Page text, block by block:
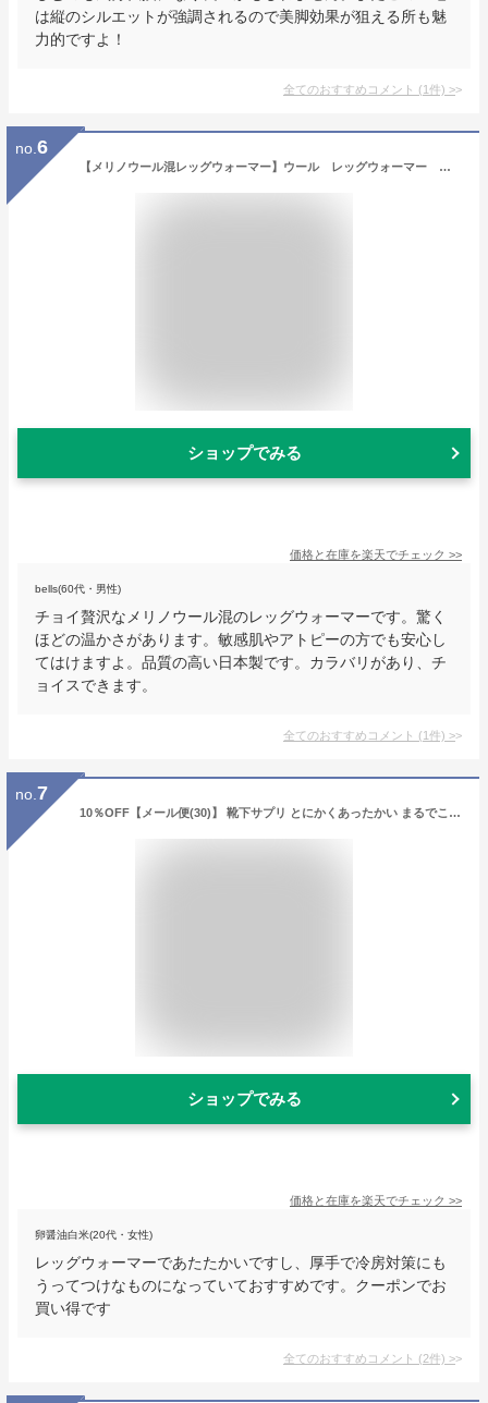
は縦のシルエットが強調されるので美脚効果が狙える所も魅
力的ですよ！
全てのおすすめコメント (1件) >
no. 6
【メリノウール混レッグウォーマー】ウール レッグウォーマー 敏感肌 日本製 アトピー 冷え取り 冷え対策 秋 冬 春 冷房対策 肌触り
ショップでみる
価格と在庫を楽天でチェック >>
bells(60代・男性)
チョイ贅沢なメリノウール混のレッグウォーマーです。驚く
ほどの温かさがあります。敏感肌やアトピーの方でも安心し
てはけますよ。品質の高い日本製です。カラバリがあり、チ
ョイスできます。
全てのおすすめコメント (1件) >
no. 7
10％OFF【メール便(30)】 靴下サプリ とにかくあったかい まるでこたつレッグウォーマー レディース メンズ 冷え対策 発熱 冷え取り靴下 あったか 冷え 冬 暖かい あったかグッズ 冷房対策 防寒 ひえとり 冷えとり ギフト プレゼント 厚手 ウール 全8色
ショップでみる
価格と在庫を楽天でチェック >>
卵醤油白米(20代・女性)
レッグウォーマーであたたかいですし、厚手で冷房対策にも
うってつけなものになっていておすすめです。クーポンでお
買い得です
全てのおすすめコメント (2件) >